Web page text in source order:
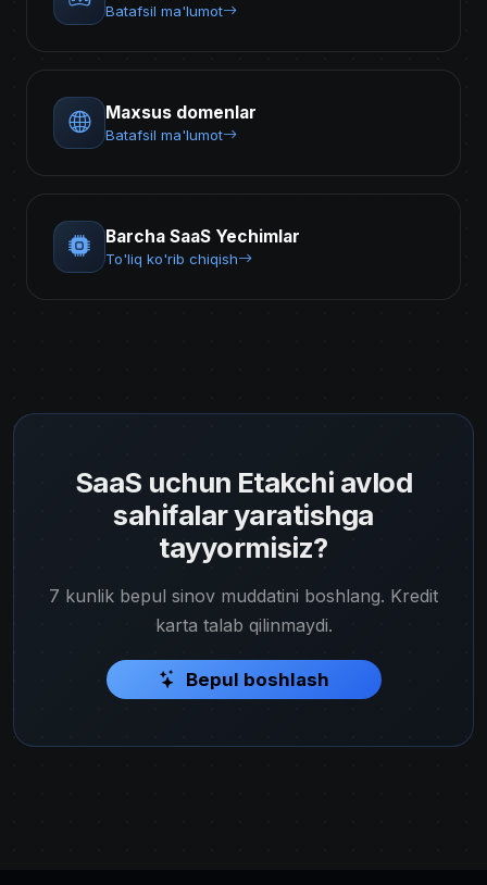
Batafsil ma'lumot
Maxsus domenlar
Batafsil ma'lumot
Barcha SaaS Yechimlar
To'liq ko'rib chiqish
SaaS uchun Etakchi avlod
sahifalar yaratishga
tayyormisiz?
7 kunlik bepul sinov muddatini boshlang. Kredit
karta talab qilinmaydi.
Bepul boshlash